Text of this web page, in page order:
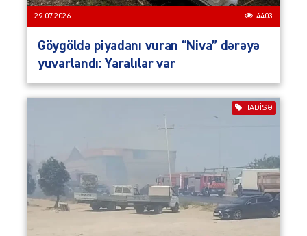
29.07.2026 4403
Göygöldə piyadanı vuran “Niva” dərəyə
yuvarlandı: Yaralılar var
HADISƏ